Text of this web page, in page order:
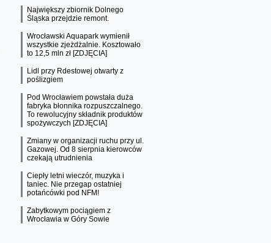
Największy zbiornik Dolnego
Śląska przejdzie remont.
Wrocławski Aquapark wymienił
wszystkie zjeżdżalnie. Kosztowało
to 12,5 mln zł [ZDJĘCIA]
Lidl przy Rdestowej otwarty z
poślizgiem
Pod Wrocławiem powstała duża
fabryka błonnika rozpuszczalnego.
To rewolucyjny składnik produktów
spożywczych [ZDJĘCIA]
Zmiany w organizacji ruchu przy ul.
Gazowej. Od 8 sierpnia kierowców
czekają utrudnienia
Ciepły letni wieczór, muzyka i
taniec. Nie przegap ostatniej
potańcówki pod NFM!
Zabytkowym pociągiem z
Wrocławia w Góry Sowie